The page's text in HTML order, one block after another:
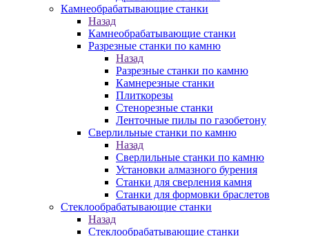
Камнеобрабатывающие станки
Назад
Камнеобрабатывающие станки
Разрезные станки по камню
Назад
Разрезные станки по камню
Камнерезные станки
Плиткорезы
Стенорезные станки
Ленточные пилы по газобетону
Сверлильные станки по камню
Назад
Сверлильные станки по камню
Установки алмазного бурения
Станки для сверления камня
Станки для формовки браслетов
Стеклообрабатывающие станки
Назад
Стеклообрабатывающие станки